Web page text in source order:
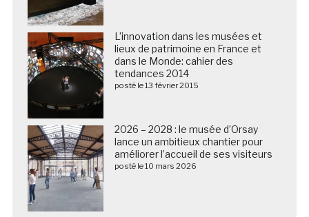
L’innovation dans les musées et
lieux de patrimoine en France et
dans le Monde: cahier des
tendances 2014
posté le 13 février 2015
2026 – 2028 : le musée d’Orsay
lance un ambitieux chantier pour
améliorer l’accueil de ses visiteurs
posté le 10 mars 2026